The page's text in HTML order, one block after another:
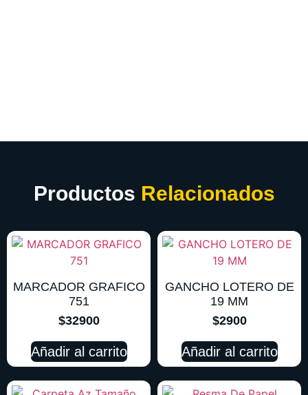
Productos Relacionados
MARCADOR GRAFICO
751
$32900
Añadir al carrito
GANCHO LOTERO DE
19 MM
$2900
Añadir al carrito